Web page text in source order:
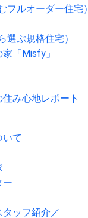
フルオーダー住宅）
選ぶ規格住宅）
「Misfy」
み心地レポート
て
ー
ッフ紹介／